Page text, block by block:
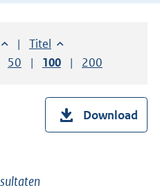
aflopendSorteer op:
Titel oplopend
per paginaper pagina
Toon
50 resultaten per pagina
Toon
100 resultaten per
Toon
200
Download